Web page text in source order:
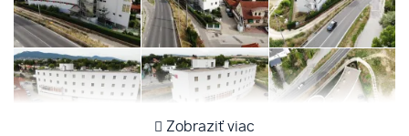
Zobraziť viac